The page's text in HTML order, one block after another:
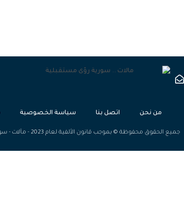
من نحن اتصل بنا سياسة الخصوصية
جميع الحقوق محفوظة © بموجب قانون الألفية لعام 2023 - مآلات - سورية .. رؤى مستقبلية